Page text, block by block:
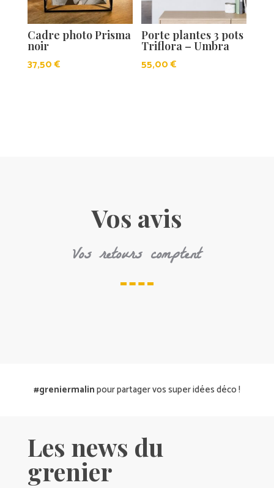
Cadre photo Prisma
noir
37,50€
Porte plantes 3 pots
Triflora – Umbra
55,00€
Vos avis
Vos retours comptent
#greniermalinpour partager vos super idées déco !
Les news du
grenier